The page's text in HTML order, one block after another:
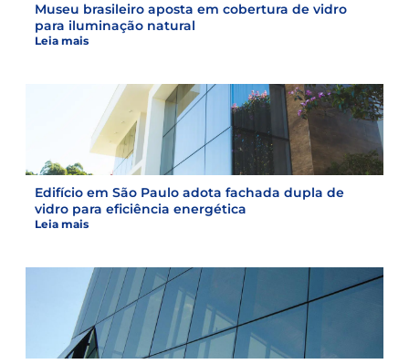
Museu brasileiro aposta em cobertura de vidro
para iluminação natural
Leia mais
Edifício em São Paulo adota fachada dupla de
vidro para eficiência energética
Leia mais